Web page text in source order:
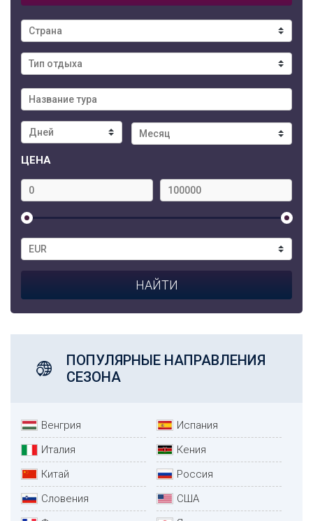
ЦЕНА
ПОПУЛЯРНЫЕ НАПРАВЛЕНИЯ
СЕЗОНА
Венгрия
Испания
Италия
Кения
Китай
Россия
Словения
США